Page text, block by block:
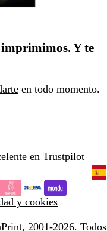
imprimimos. Y te
en todo momento.
en Trustpilot
y cookies
2001-2026. Todos